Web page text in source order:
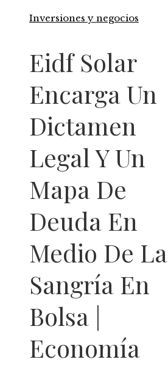
Inversiones y negocios
Eidf Solar
Encarga Un
Dictamen
Legal Y Un
Mapa De
Deuda En
Medio De La
Sangría En
Bolsa |
Economía